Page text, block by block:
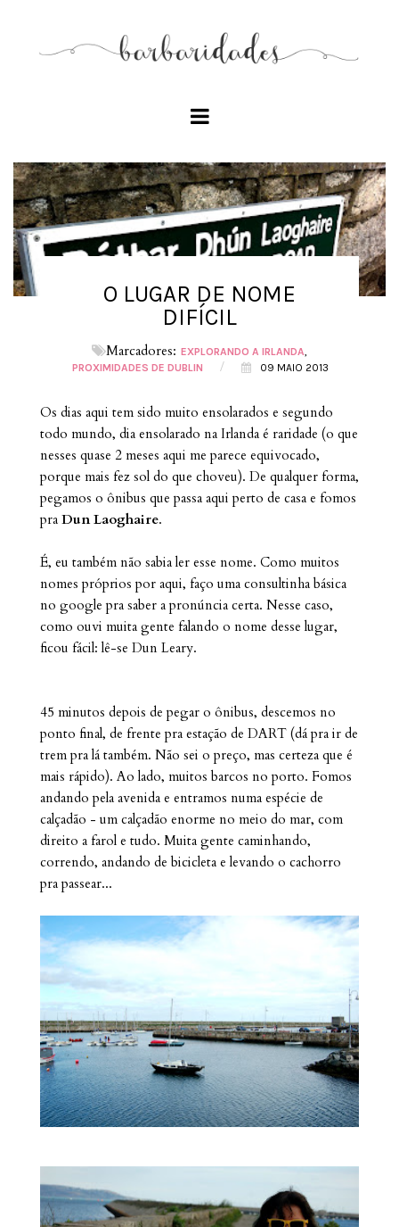
O LUGAR DE NOME
DIFÍCIL
Marcadores: EXPLORANDO A IRLANDA
PROXIMIDADES DE DUBLIN
/ 09 MAIO 2013
Os dias aqui tem sido muito ensolarados e segundo
todo mundo, dia ensolarado na Irlanda é raridade (o que
nesses quase 2 meses aqui me parece equivocado,
porque mais fez sol do que choveu). De qualquer forma,
pegamos o ônibus que passa aqui perto de casa e fomos
pra Dun Laoghaire.
É, eu também não sabia ler esse nome. Como muitos
nomes próprios por aqui, faço uma consultinha básica
no google pra saber a pronúncia certa. Nesse caso,
como ouvi muita gente falando o nome desse lugar,
ficou fácil: lê-se Dun Leary.
45 minutos depois de pegar o ônibus, descemos no
ponto final, de frente pra estação de DART (dá pra ir de
trem pra lá também. Não sei o preço, mas certeza que é
mais rápido). Ao lado, muitos barcos no porto. Fomos
andando pela avenida e entramos numa espécie de
calçadão - um calçadão enorme no meio do mar, com
direito a farol e tudo. Muita gente caminhando,
correndo, andando de bicicleta e levando o cachorro
pra passear...